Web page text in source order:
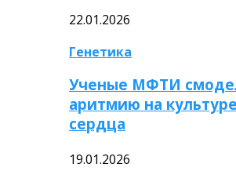
22.01.2026
Генетика
Ученые МФТИ
аритмию на
сердца
19.01.2026